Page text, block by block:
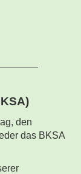
den
das BKSA